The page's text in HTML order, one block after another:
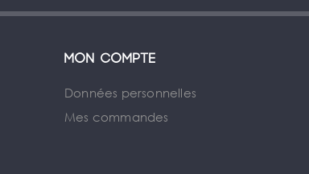
Mon compte
Données personnelles
Mes commandes